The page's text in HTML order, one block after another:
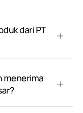
dari PT
menerima